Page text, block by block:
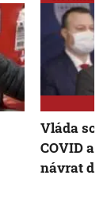
Vláda
COVID
návrat